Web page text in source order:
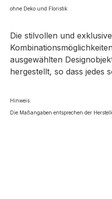
ohne Deko und Floristik
Die stilvollen und
ausgewählten
hergestellt, so dass jedes
Hinweis:
Die Maßangaben entsprechen der